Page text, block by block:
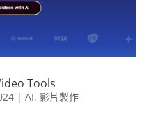
Tools
| AI, 影片製作